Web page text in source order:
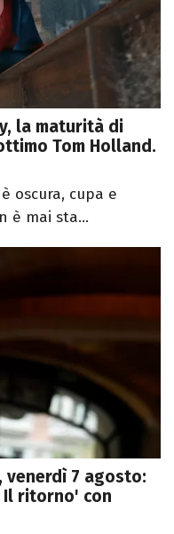
la maturità di
Tom Holland.
oscura, cupa e
è mai sta...
venerdì 7 agosto:
Il ritorno' con